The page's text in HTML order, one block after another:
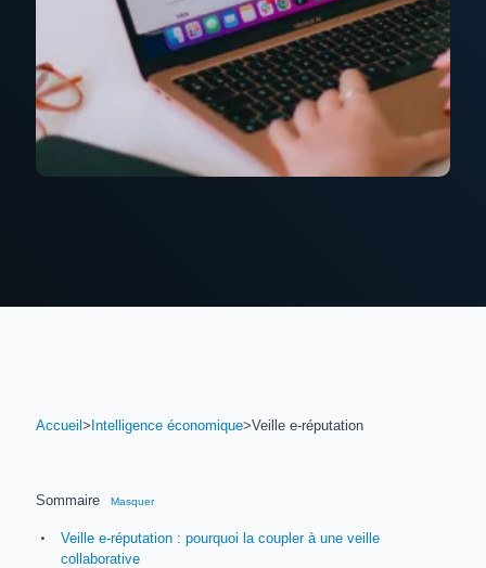
Accueil > Intelligence économique>Veille e-réputation
Sommaire Masquer
Veille e-réputation : pourquoi la coupler à une veille
collaborative